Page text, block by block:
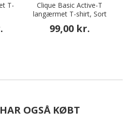
T-
Clique Basic Active-T
langærmet T-shirt, Sort
99,00 kr.
OGSÅ KØBT